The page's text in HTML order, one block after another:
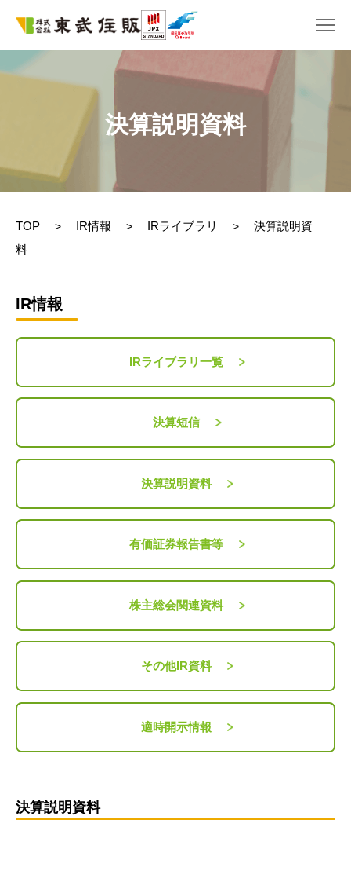
決算説明資料
TOP > IR情報 > IRライブラリ >
決算説明資
料
IR情報
IRライブラリ一覧
決算短信
決算説明資料
有価証券報告書等
株主総会関連資料
その他IR資料
適時開示情報
決算説明資料